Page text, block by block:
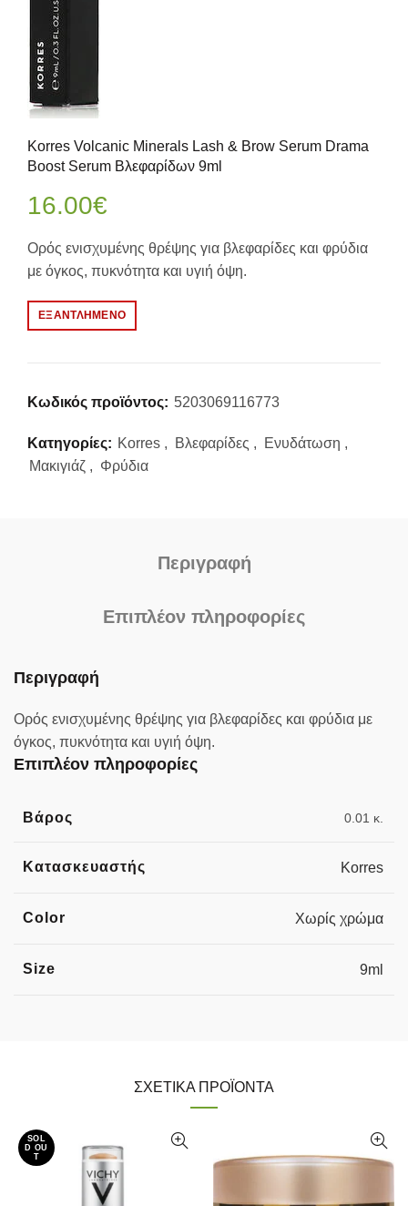
Korres Volcanic Minerals Lash & Brow Serum Drama
Boost Serum Βλεφαρίδων 9ml
16.00€
Ορός ενισχυμένης θρέψης για βλεφαρίδες και φρύδια
με όγκος, πυκνότητα και υγιή όψη.
ΕΞΑΝΤΛΗΜΈΝΟ
Κωδικός προϊόντος: 5203069116773
Κατηγορίες: Korres , Βλεφαρίδες , Ενυδάτωση ,
Μακιγιάζ , Φρύδια
Περιγραφή
Επιπλέον πληροφορίες
Περιγραφή
Ορός ενισχυμένης θρέψης για βλεφαρίδες και φρύδια με
όγκος, πυκνότητα και υγιή όψη.
Επιπλέον πληροφορίες
Βάρος 0.01 κ.
Κατασκευαστής Korres
Color Χωρίς χρώμα
Size 9ml
ΣΧΕΤΙΚΆ ΠΡΟΪΌΝΤΑ
SOL
D OU
T